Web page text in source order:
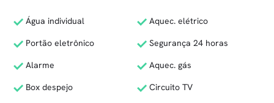
Água individual
Aquec. elétrico
Portão eletrônico
Segurança 24 horas
Alarme
Aquec. gás
Box despejo
Circuito TV